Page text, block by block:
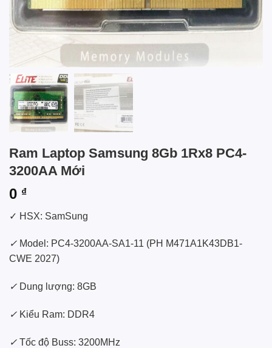
Ram Laptop Samsung 8Gb 1Rx8 PC4-
3200AA Mới
0 ₫
✓ HSX: SamSung
✓ Model: PC4-3200AA-SA1-11 (PH M471A1K43DB1-
CWE 2027)
✓ Dung lượng: 8GB
✓ Kiểu Ram: DDR4
✓ Tốc độ Buss: 3200MHz